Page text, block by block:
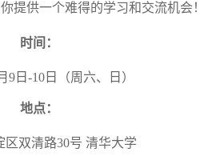
提供一个难得的学习和交流机会！
时间：
9日-10日（周六、日）
地点：
区双清路30号 清华大学